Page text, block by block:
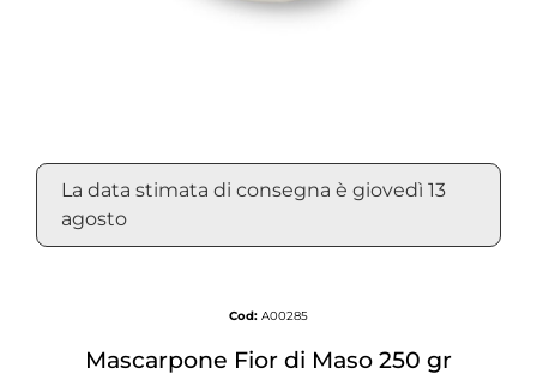
La data stimata di consegna è giovedì 13
agosto
Cod: A00285
Mascarpone Fior di Maso 250 gr